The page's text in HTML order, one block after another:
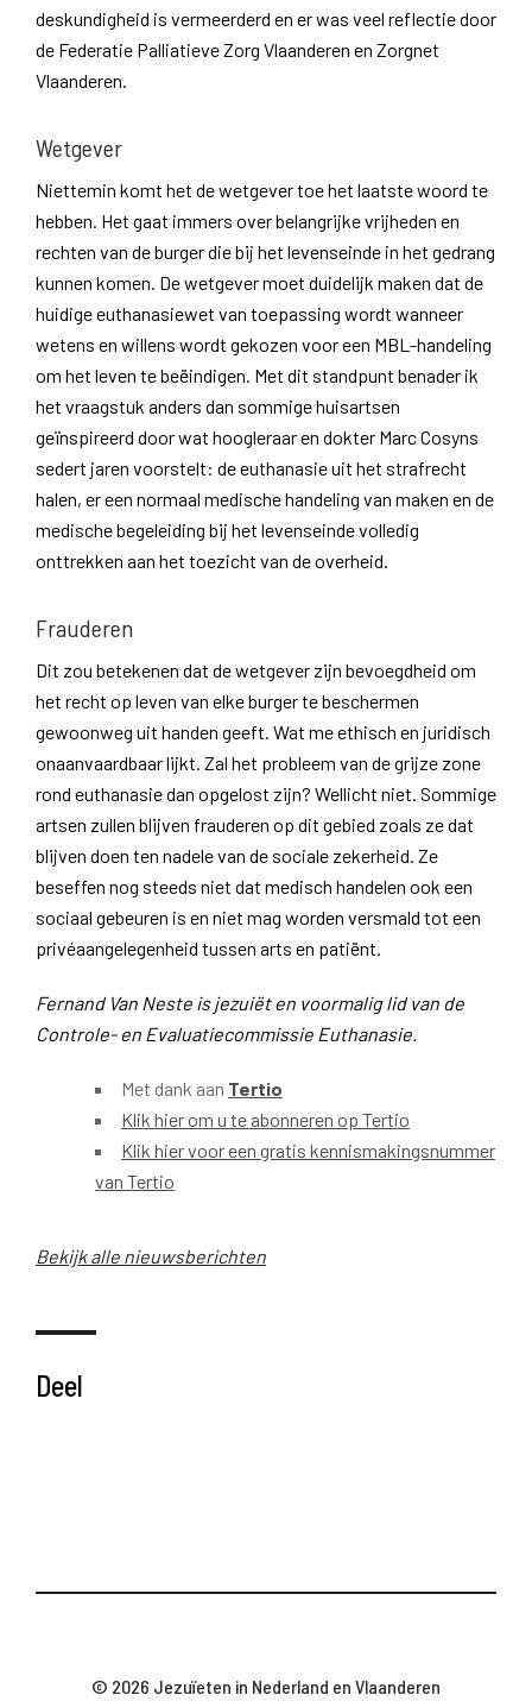
deskundigheid is vermeerderd en er was veel reflectie door
de Federatie Palliatieve Zorg Vlaanderen en Zorgnet
Vlaanderen.
Wetgever
Niettemin komt het de wetgever toe het laatste woord te
hebben. Het gaat immers over belangrijke vrijheden en
rechten van de burger die bij het levenseinde in het gedrang
kunnen komen. De wetgever moet duidelijk maken dat de
huidige euthanasiewet van toepassing wordt wanneer
wetens en willens wordt gekozen voor een MBL-handeling
om het leven te beëindigen. Met dit standpunt benader ik
het vraagstuk anders dan sommige huisartsen
geïnspireerd door wat hoogleraar en dokter Marc Cosyns
sedert jaren voorstelt: de euthanasie uit het strafrecht
halen, er een normaal medische handeling van maken en de
medische begeleiding bij het levenseinde volledig
onttrekken aan het toezicht van de overheid.
Frauderen
Dit zou betekenen dat de wetgever zijn bevoegdheid om
het recht op leven van elke burger te beschermen
gewoonweg uit handen geeft. Wat me ethisch en juridisch
onaanvaardbaar lijkt. Zal het probleem van de grijze zone
rond euthanasie dan opgelost zijn? Wellicht niet. Sommige
artsen zullen blijven frauderen op dit gebied zoals ze dat
blijven doen ten nadele van de sociale zekerheid. Ze
beseffen nog steeds niet dat medisch handelen ook een
sociaal gebeuren is en niet mag worden versmald tot een
privéaangelegenheid tussen arts en patiënt.
Fernand Van Neste is jezuiët en voormalig lid van de
Controle- en Evaluatiecommissie Euthanasie.
Met dank aan Tertio
Klik hier om u te abonneren op Tertio
Klik hier voor een gratis kennismakingsnummer
van Tertio
Bekijk alle nieuwsberichten
Deel
© 2026 Jezuïeten in Nederland en Vlaanderen